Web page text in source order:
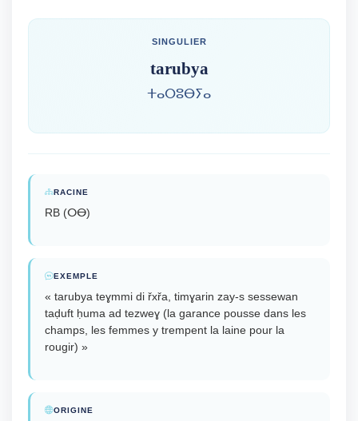
SINGULIER
tarubya
ⵜⴰⵔⵓⴱⵢⴰ
RACINE
RB (ⵔⴱ)
EXEMPLE
« tarubya teɣmmi di řxřa, timɣarin zay-s sessewan
taḍuft ḥuma ad tezweɣ (la garance pousse dans les
champs, les femmes y trempent la laine pour la
rougir) »
ORIGINE